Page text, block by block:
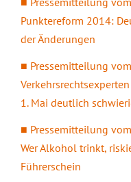
Punktereform 2014:
der Änderungen
Pressemitteilung
1. Mai deutlich
Pressemitteilung
Wer Alkohol trinkt,
Führerschein